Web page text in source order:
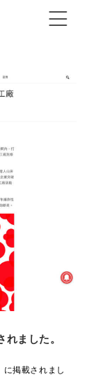
ました。
に掲載されまし